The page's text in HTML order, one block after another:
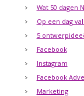
Wat 50 dagen
Op een dag
5
Facebook
Instagram
Facebook
Marketing